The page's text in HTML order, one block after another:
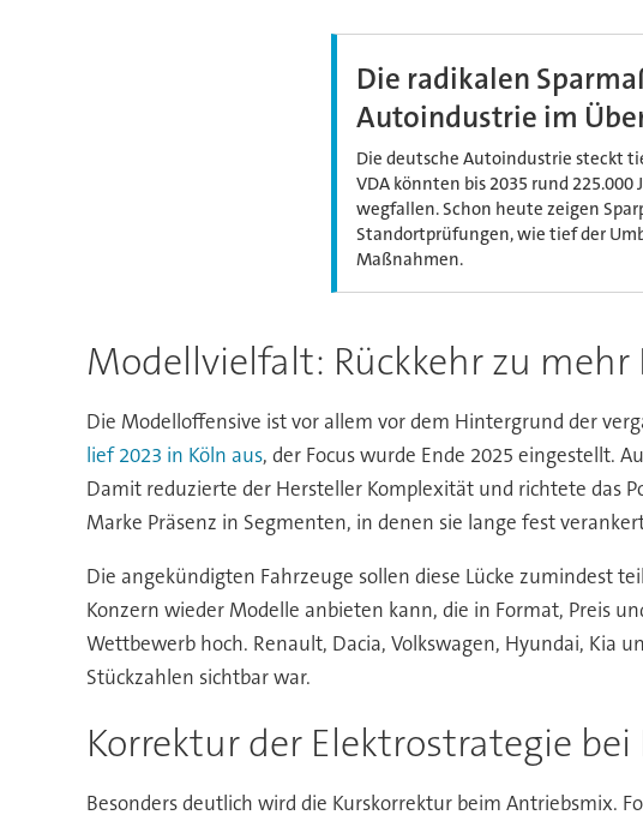
Die radikalen
Autoindustrie im
Die deutsche Autoindustrie steckt
VDA könnten bis 2035 rund
wegfallen. Schon heute zeigen
Standortprüfungen, wie tief der
Maßnahmen.
Modellvielfalt: Rückkehr zu mehr
Die Modelloffensive ist vor allem vor dem Hintergrund der
lief 2023 in Köln aus, der Focus wurde Ende 2025 eingestellt.
Damit reduzierte der Hersteller Komplexität und richtete das
Marke Präsenz in Segmenten, in denen sie lange fest
Die angekündigten Fahrzeuge sollen diese Lücke zumindest
Konzern wieder Modelle anbieten kann, die in Format, Preis
Wettbewerb hoch. Renault, Dacia, Volkswagen, Hyundai, Kia
Stückzahlen sichtbar war.
Korrektur der Elektrostrategie bei
Besonders deutlich wird die Kurskorrektur beim Antriebsmix.